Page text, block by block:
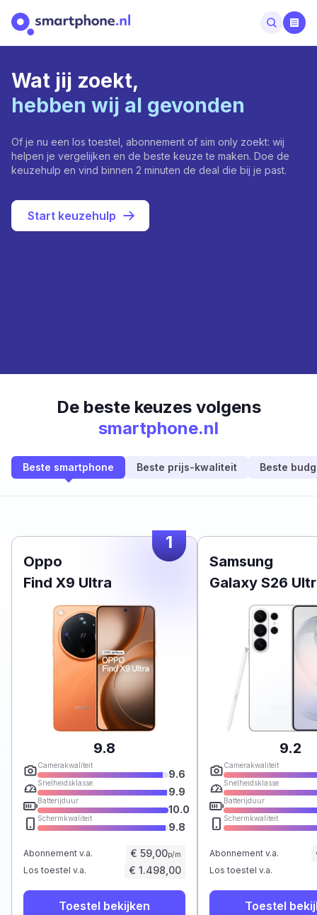
Wat jij zoekt,
hebben wij al gevonden
Of je nu een los toestel, abonnement of sim only zoekt: wij
helpen je vergelijken en de beste keuze te maken. Doe de
keuzehulp en vind binnen 2 minuten de deal die bij je past.
Start keuzehulp
De beste keuzes volgens
smartphone.nl
Beste smartphone Beste prijs-kwaliteit Beste
1
Oppo
Find X9 Ultra
9.8
Camerakwaliteit
9.6
Snelheidsklasse
9.9
Batterijduur
10.0
Schermkwaliteit
9.8
Abonnement v.a. € 59,00p/m
Los toestel v.a. € 1.498,00
Toestel bekijken
Samsung
Galaxy S26
9.2
Camerakwaliteit
Snelheidsklasse
Batterijduur
Schermkwaliteit
Abonnement v.a.
Los toestel v.a.
Toestel